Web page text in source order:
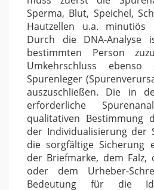
Sperma, Blut, Speichel,
Hautzellen u.a. minutiös
Durch die DNA-
bestimmten Person
Umkehrschluss
Spurenleger
auszuschließen. Die in
erforderliche
qualitativen Bestimmung
der Individualisierung der
die sorgfältige Sicherung
der Briefmarke, dem Falz,
oder dem Urheber-
Bedeutung für die